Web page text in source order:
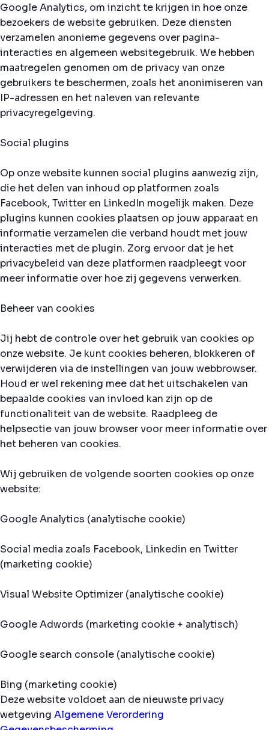
Google Analytics, om inzicht te krijgen in hoe onze
bezoekers de website gebruiken. Deze diensten
verzamelen anonieme gegevens over pagina-
interacties en algemeen websitegebruik. We hebben
maatregelen genomen om de privacy van onze
gebruikers te beschermen, zoals het anonimiseren van
IP-adressen en het naleven van relevante
privacyregelgeving.
Social plugins
Op onze website kunnen social plugins aanwezig zijn,
die het delen van inhoud op platformen zoals
Facebook, Twitter en LinkedIn mogelijk maken. Deze
plugins kunnen cookies plaatsen op jouw apparaat en
informatie verzamelen die verband houdt met jouw
interacties met de plugin. Zorg ervoor dat je het
privacybeleid van deze platformen raadpleegt voor
meer informatie over hoe zij gegevens verwerken.
Beheer van cookies
Jij hebt de controle over het gebruik van cookies op
onze website. Je kunt cookies beheren, blokkeren of
verwijderen via de instellingen van jouw webbrowser.
Houd er wel rekening mee dat het uitschakelen van
bepaalde cookies van invloed kan zijn op de
functionaliteit van de website. Raadpleeg de
helpsectie van jouw browser voor meer informatie over
het beheren van cookies.
Wij gebruiken de volgende soorten cookies op onze
website:
Google Analytics (analytische cookie)
Social media zoals Facebook, Linkedin en Twitter
(marketing cookie)
Visual Website Optimizer (analytische cookie)
Google Adwords (marketing cookie + analytisch)
Google search console (analytische cookie)
Bing (marketing cookie)
Deze website voldoet aan de nieuwste privacy
wetgeving Algemene Verordering